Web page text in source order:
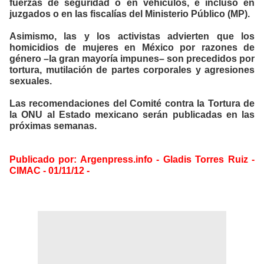
fuerzas de seguridad o en vehículos, e incluso en
juzgados o en las fiscalías del Ministerio Público (MP).
Asimismo, las y los activistas advierten que los
homicidios de mujeres en México por razones de
género –la gran mayoría impunes– son precedidos por
tortura, mutilación de partes corporales y agresiones
sexuales.
Las recomendaciones del Comité contra la Tortura de
la ONU al Estado mexicano serán publicadas en las
próximas semanas.
Publicado por: Argenpress.info - Gladis Torres Ruiz -
CIMAC - 01/11/12 -